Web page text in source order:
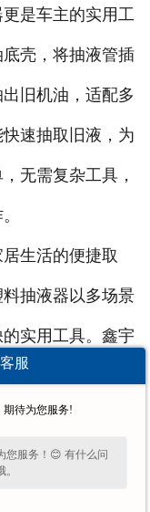
更是车主的实用工
壳，将抽液管插
旧机油，适配多
速抽取旧液，为
无需复杂工具，
生活的便捷取
抽液器以多场景
实用工具。鑫宇
性与适配性，针
附件，可满足工
移需求。其密封
现象，既减少浪
服
期待为您服务!
您服务！😊 有什么问